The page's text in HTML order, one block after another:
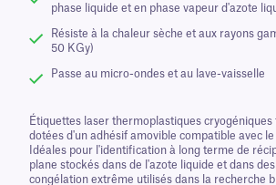
phase liquide et en phase vapeur d'azote
Résiste à la chaleur sèche et aux rayons
50 KGy)
Passe au micro-ondes et au lave-vaisselle
Étiquettes laser thermoplastiques
dotées d'un adhésif amovible compatible avec
Idéales pour l'identification à long terme de
plane stockés dans de l'azote liquide et dans
congélation extrême utilisés dans la recherche